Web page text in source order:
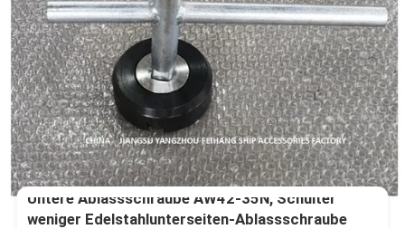
Untere Ablassschraube AW42-35N, Schulter
weniger Edelstahlunterseiten-Ablassschraube